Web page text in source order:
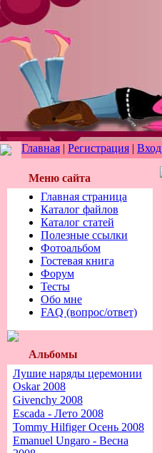
Главная | Регистрация | Вход
Меню сайта
Главная страница
Каталог файлов
Каталог статей
Полезные ссылки
Фотоальбом
Гостевая книга
Форум
Тесты
Обо мне
FAQ (вопрос/ответ)
Альбомы
Лушие наряды церемонии
Oskar 2008
Givenchy 2008
Escada - Лето 2008
Tommy Hilfiger Осень 2008
Emanuel Ungaro - Весна